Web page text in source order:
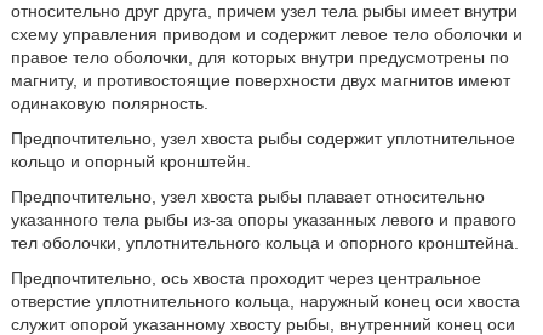
относительно друг друга, причем узел тела рыбы имеет внутри
схему управления приводом и содержит левое тело оболочки и
правое тело оболочки, для которых внутри предусмотрены по
магниту, и противостоящие поверхности двух магнитов имеют
одинаковую полярность.
Предпочтительно, узел хвоста рыбы содержит уплотнительное
кольцо и опорный кронштейн.
Предпочтительно, узел хвоста рыбы плавает относительно
указанного тела рыбы из-за опоры указанных левого и правого
тел оболочки, уплотнительного кольца и опорного кронштейна.
Предпочтительно, ось хвоста проходит через центральное
отверстие уплотнительного кольца, наружный конец оси хвоста
служит опорой указанному хвосту рыбы, внутренний конец оси